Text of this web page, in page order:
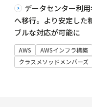
データセンター利
へ移行。より安定した
ブルな対応が可能に
AWS AWSインフラ構築
クラスメソッドメンバーズ